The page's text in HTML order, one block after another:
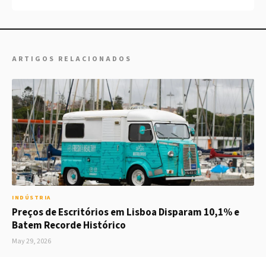
ARTIGOS RELACIONADOS
INDÚSTRIA
Preços de Escritórios em Lisboa Disparam 10,1% e
Batem Recorde Histórico
May 29, 2026